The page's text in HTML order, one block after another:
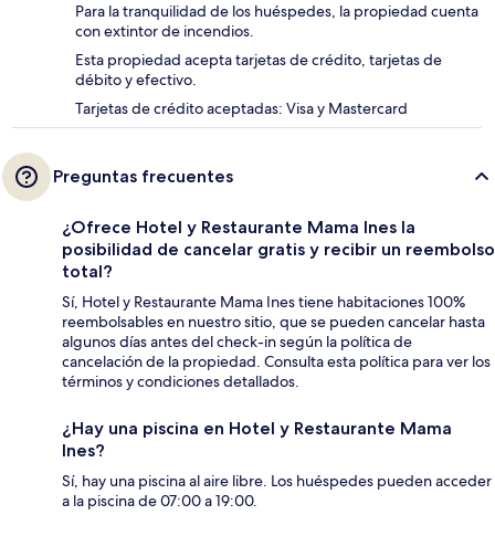
Para la tranquilidad de los huéspedes, la propiedad cuenta
con extintor de incendios.
Esta propiedad acepta tarjetas de crédito, tarjetas de
débito y efectivo.
Tarjetas de crédito aceptadas: Visa y Mastercard
Preguntas frecuentes
¿Ofrece Hotel y Restaurante Mama Ines la
posibilidad de cancelar gratis y recibir un reembolso
total?
Sí, Hotel y Restaurante Mama Ines tiene habitaciones 100%
reembolsables en nuestro sitio, que se pueden cancelar hasta
algunos días antes del check-in según la política de
cancelación de la propiedad. Consulta esta política para ver los
términos y condiciones detallados.
¿Hay una piscina en Hotel y Restaurante Mama
Ines?
Sí, hay una piscina al aire libre. Los huéspedes pueden acceder
a la piscina de 07:00 a 19:00.